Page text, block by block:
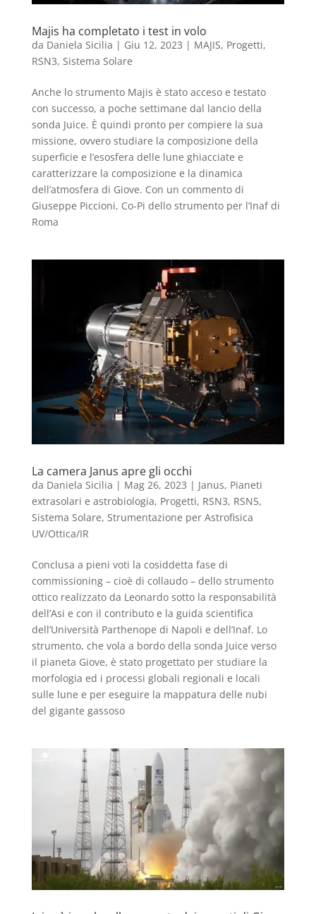
Majis ha completato i test in volo
da Daniela Sicilia | Giu 12, 2023 | MAJIS, Progetti,
RSN3, Sistema Solare
Anche lo strumento Majis è stato acceso e testato
con successo, a poche settimane dal lancio della
sonda Juice. È quindi pronto per compiere la sua
missione, ovvero studiare la composizione della
superficie e l’esosfera delle lune ghiacciate e
caratterizzare la composizione e la dinamica
dell’atmosfera di Giove. Con un commento di
Giuseppe Piccioni, Co-Pi dello strumento per l’Inaf di
Roma
La camera Janus apre gli occhi
da Daniela Sicilia | Mag 26, 2023 | Janus, Pianeti
extrasolari e astrobiologia, Progetti, RSN3, RSN5,
Sistema Solare, Strumentazione per Astrofisica
UV/Ottica/IR
Conclusa a pieni voti la cosiddetta fase di
commissioning – cioè di collaudo – dello strumento
ottico realizzato da Leonardo sotto la responsabilità
dell’Asi e con il contributo e la guida scientifica
dell’Università Parthenope di Napoli e dell’Inaf. Lo
strumento, che vola a bordo della sonda Juice verso
il pianeta Giove, è stato progettato per studiare la
morfologia ed i processi globali regionali e locali
sulle lune e per eseguire la mappatura delle nubi
del gigante gassoso